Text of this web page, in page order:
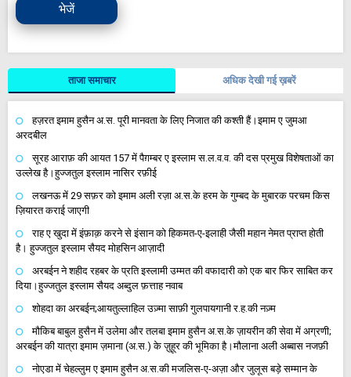
भेजें
ताजा समाचार अधिक देखी गई ख़बरें
हज़रत इमाम हुसैन अ.स. पूरी मानवता के लिए निजात की कश्ती हैं।इमाम ए जुमआ
अरदबील
सूरह आराफ़ की आयत 157 में पैग़म्बर ए इस्लाम स.ल.व.व. की दस प्रमुख विशेषताओं का
उल्लेख है।हुज्जतुल इस्लाम नासिर रफ़ीई
लखनऊ में 29 सफ़र को इमाम अली रज़ा अ.स.के हरम के गुम्बद के मुबारक परचम किस
ज़ियारत कराई जाएगी
राह ए खुदा में इंफ़ाक़ करने से इंसान को हिकमत-ए-इलाही जैसी महान नेमत प्राप्त होती
है। हुज्जतुल इस्लाम सैयद मोहसिन आज़ादी
अरबईन ने शहीद रहबर के प्रति इस्लामी उम्मत की वफादारी को एक बार फिर साबित कर
दिया।हुज्जतुल इस्लाम सैयद अब्दुल फ़त्ताह नवाब
शोहदा का अरबईन;आयतुल्लाहिल उज़्मा साफ़ी गुलपायगानी र.ह.की नज़्म
मौकिब बाबुल हुसैन में उलेमा और तलबा इमाम हुसैन अ.स.के ज़ायरीन की सेवा में अग्रणी;
अरबईन की यात्रा इमाम ज़माना (अ.स.) के ज़ुहूर की भूमिका है।मौलाना अली अब्बास नजफ़ी
नोएडा में चेहल्लुम ए इमाम हुसैन अ.स.की मजलिस-ए-अज़ा और जुलूस बड़े सम्मान के